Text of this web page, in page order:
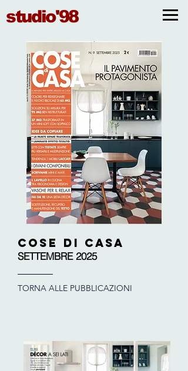
studio'98
COSE DI CASA
SETTEMBRE 2025
TORNA ALLE PUBBLICAZIONI